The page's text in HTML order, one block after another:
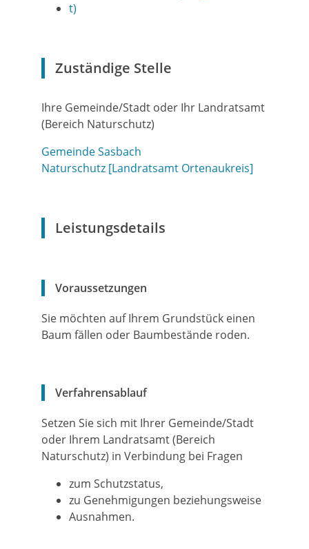
t)
Zuständige Stelle
Ihre Gemeinde/Stadt oder Ihr Landratsamt
(Bereich Naturschutz)
Gemeinde Sasbach
Naturschutz [Landratsamt Ortenaukreis]
Leistungsdetails
Voraussetzungen
Sie möchten auf Ihrem Grundstück einen
Baum fällen oder Baumbestände roden.
Verfahrensablauf
Setzen Sie sich mit Ihrer Gemeinde/Stadt
oder Ihrem Landratsamt (Bereich
Naturschutz) in Verbindung bei Fragen
zum Schutzstatus,
zu Genehmigungen beziehungsweise
Ausnahmen.